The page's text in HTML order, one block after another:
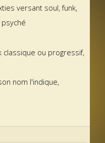
versant soul, funk,
classique ou progressif,
nom l'indique,